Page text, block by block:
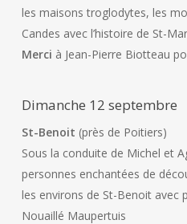
les maisons troglodytes, les
Candes avec l’histoire de St-
Merci à Jean-Pierre Biotteau
Dimanche 12 septembre
St-Benoit (près de Poitiers)
Sous la conduite de Michel et
personnes enchantées de
les environs de St-Benoit avec
Nouaillé Maupertuis